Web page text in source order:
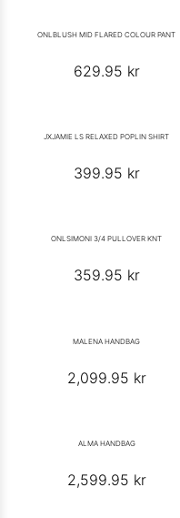
ONLBLUSH MID FLARED COLOUR PANT
629.95 kr
JXJAMIE LS RELAXED POPLIN SHIRT
399.95 kr
ONLSIMONI 3/4 PULLOVER KNT
359.95 kr
MALENA HANDBAG
2,099.95 kr
ALMA HANDBAG
2,599.95 kr